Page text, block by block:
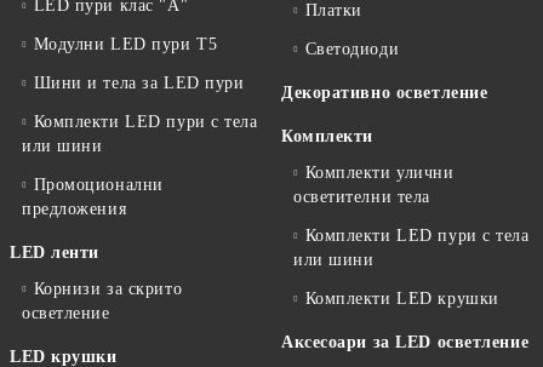
LED пури клас "А"
Модулни LED пури T5
Шини и тела за LED пури
Комплекти LED пури с тела
или шини
Промоционални
предложения
LED ленти
Корнизи за скрито
осветление
LED крушки
Платки
Светодиоди
Декоративно осветление
Комплекти
Комплекти улични
осветителни тела
Комплекти LED пури с тела
или шини
Комплекти LED крушки
Аксесоари за LED осветление